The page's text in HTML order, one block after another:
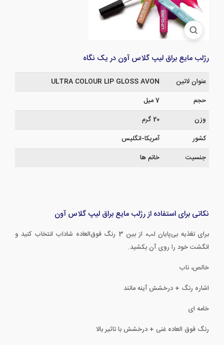
رژلب مایع براق لیپ گلاس آون در یک نگاه
عنوان لاتین
ULTRA COLOUR LIP GLOSS AVON
حجم
7 میل
وزن
20 گرم
کشور
آمریکا-انگلیس
جنسیت
خانم ها
نکاتی برای استفاده از رژلب مایع براق لیپ گلاس آون
برای تغذیه بی‌پایان لب، از بین 3 رنگ فوق‌العاده شاداب انتخاب کنید و
انگشت خود را روی آن بکشید.
خالص، ناب
اشاره رنگ + درخشش آینه مانند
خامه ای
رنگ فوق العاده غنی + درخشش با تاثیر بالا